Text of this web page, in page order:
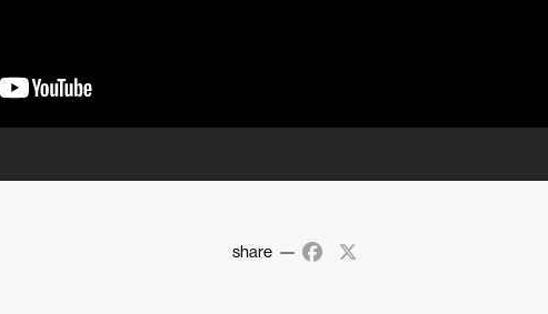
share Facebook